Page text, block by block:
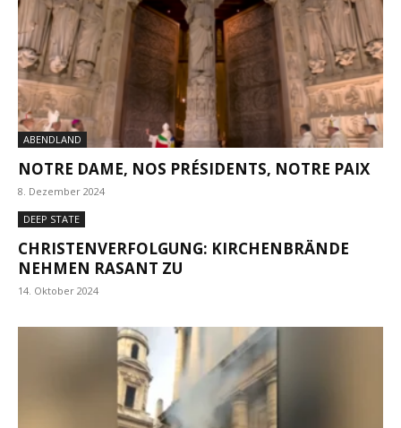
ABENDLAND
NOTRE DAME, NOS PRÉSIDENTS, NOTRE PAIX
8. Dezember 2024
DEEP STATE
CHRISTENVERFOLGUNG: KIRCHENBRÄNDE
NEHMEN RASANT ZU
14. Oktober 2024